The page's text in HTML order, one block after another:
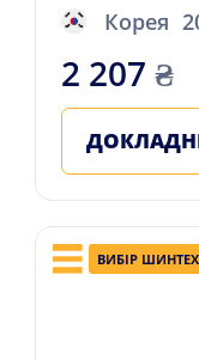
Корея
2 207 ₴
ВИБІР ШИНТЕХ